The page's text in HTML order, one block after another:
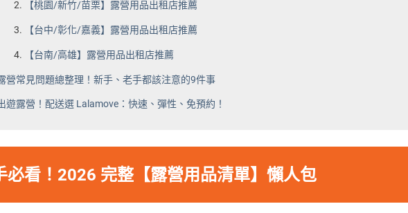
【桃園/新竹/苗栗】露營用品出租店推薦
【台中/彰化/嘉義】露營用品出租店推薦
【台南/高雄】露營用品出租店推薦
營常見問題總整理！新手、老手都該注意的9件事
遊露營！配送選 Lalamove：快速、彈性、免預約！
必看！2026 完整【露營用品清單】懶人包